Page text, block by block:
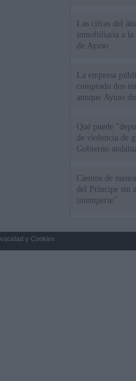
Las cifras del
inmobiliaria a la
de Ayuso
La empresa
comprado dos
aunque Ayuso
Qué puede
de violencia de
Gobierno
Cientos de
del Príncipe sin
intemperie"
y Cookies